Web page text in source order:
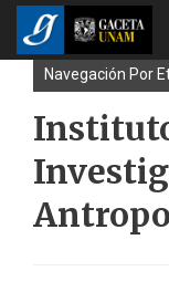
Navegación Por